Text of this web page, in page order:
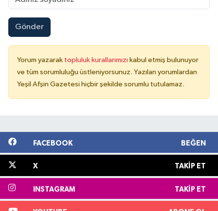
Gönder
Yorum yazarak topluluk kurallarımızı kabul etmiş bulunuyor
ve tüm sorumluluğu üstleniyorsunuz. Yazılan yorumlardan
Yeşil Afşin Gazetesi hiçbir şekilde sorumlu tutulamaz.
FACEBOOK BEĞEN
X TAKIP ET
INSTAGRAM TAKIP ET